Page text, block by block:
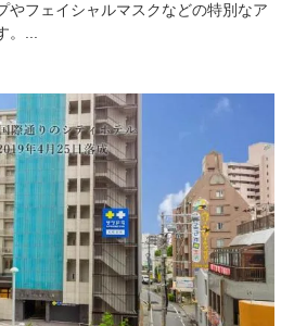
やフェイシャルマスクなどの特別なア
。...